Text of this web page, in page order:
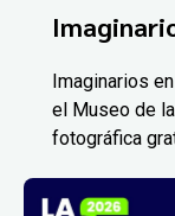
Imaginarios
el Museo de
fotográfica